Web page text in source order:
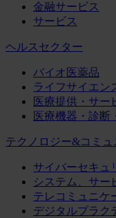
金融サービス
サービス
ヘルスセクター
バイオ医薬品
ライフサイエン
医療提供・サー
医療機器・診断
テクノロジー&コミ
サイバーセキュ
システム、サー
テレコミュニケ
デジタルプラク